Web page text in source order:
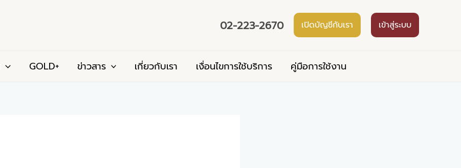
02-223-2670 เปิดบัญชีกับเรา เข้าสู่ระบบ
GOLD+ ข่าวสาร เกี่ยวกับเรา เงื่อนไขการใช้บริการ คู่มือการใช้งาน